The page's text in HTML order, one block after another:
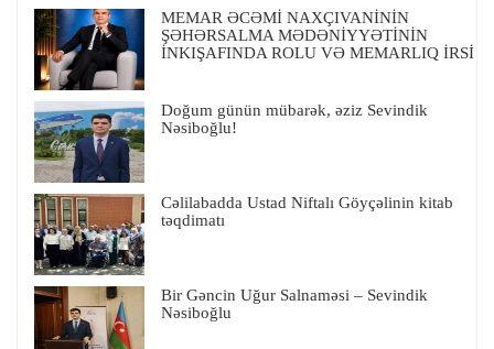
MEMAR ƏCƏMİ NAXÇIVANİNİN
ŞƏHƏRSALMA MƏDƏNİYYƏTİNİN
İNKIŞAFINDA ROLU VƏ MEMARLIQ İRSİ
Doğum günün mübarək, əziz Sevindik
Nəsiboğlu!
Cəlilabadda Ustad Niftalı Göyçəlinin kitab
təqdimatı
Bir Gəncin Uğur Salnaməsi – Sevindik
Nəsiboğlu